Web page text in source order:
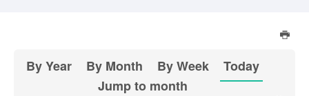
By Year By Month By Week
Today
Jump to month